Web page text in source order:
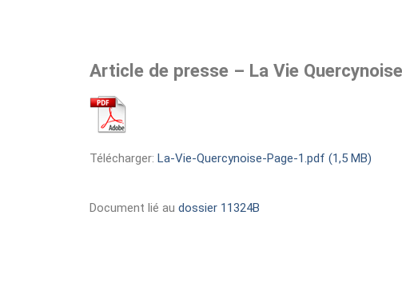
Article de presse – La Vie
Télécharger: La-Vie-Quercynoise-Page-1.pdf (1,5 MB)
Document lié au dossier 11324B